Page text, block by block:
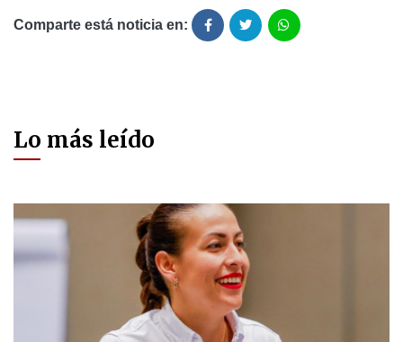
Comparte está noticia en:
Lo más leído